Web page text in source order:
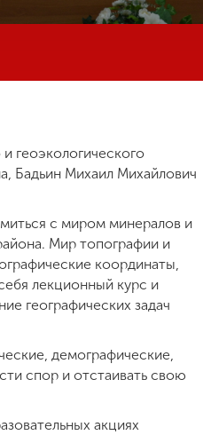
геоэкологического
Бадьин Михаил Михайлович
с миром минералов и
Мир топографии и
координаты,
лекционный курс и
географических задач
демографические,
спор и отстаивать свою
акциях